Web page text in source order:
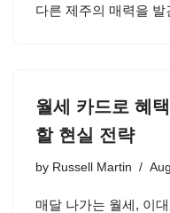
다른 제주의 매력을
월세 카드로 혜
할 현실 전략
by Russell Martin
매달 나가는 월세, 이